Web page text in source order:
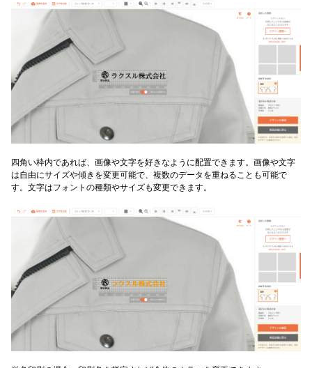
四角い枠内であれば、画像や文字を好きなように配置できます。画像や文字
は自由にサイズや傾きを変更可能で、複数のデータを重ねることも可能で
す。文字はフォントの種類やサイズも変更できます。